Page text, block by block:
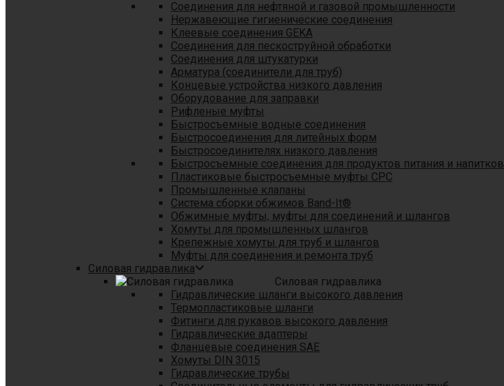
Соединения для нефтяной и газовой промышленности
Нержавеющие гигиенические соединения
Клеевые соединения GEKA
Соединения для пескоструйной обработки
Cоединения для штукатурки
Арматура (соединители для труб)
Концевые устройства низкого давления
Оборудование для заправки
Рифленые муфты
Быстросъемные водные соединения
Быстросоединения для литейных форм
Быстросоединителях низкого давления
Быстросъемные соединения для продуктов питания и напитков
Пластиковые быстросъемные муфты CPC
Промышленные клапаны
Система сборки обжимов Band-It®
Обжимные муфты, муфты для соединений и шлангов
Хомуты для промышленных шлангов
Крепежные хомуты для труб и шлангов
Муфты для соединения и ремонта труб
Силовая гидравлика
Силовая гидравлика
Гидравлические шланги высокого давления
Термопластиковые шланги
Фитинги для рукавов высокого давления
Гидравлические адаптеры
Фланцевые соединения SAE
Хомуты DIN 3015
Гидравлические трубы